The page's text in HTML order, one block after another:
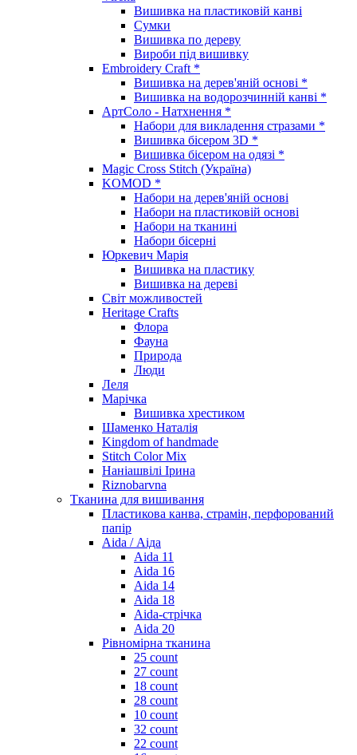
Вишивка на пластиковій канві
Сумки
Вишивка по дереву
Вироби під вишивку
Embroidery Craft *
Вишивка на дерев'яній основі *
Вишивка на водорозчинній канві *
АртСоло - Натхнення *
Набори для викладення стразами *
Вишивка бісером 3D *
Вишивка бісером на одязі *
Magic Cross Stitch (Україна)
KOMOD *
Набори на дерев'яній основі
Набори на пластиковій основі
Набори на тканині
Набори бісерні
Юркевич Марія
Вишивка на пластику
Вишивка на дереві
Світ можливостей
Heritage Crafts
Флора
Фауна
Природа
Люди
Леля
Марічка
Вишивка хрестиком
Шаменко Наталія
Kingdom of handmade
Stitch Color Mix
Наніашвілі Ірина
Riznobarvna
Тканина для вишивання
Пластикова канва, страмін, перфорований
папір
Aida / Аіда
Aida 11
Aida 16
Aida 14
Aida 18
Aida-стрічка
Aida 20
Рівномірна тканина
25 count
27 count
18 count
28 count
10 count
32 count
22 count